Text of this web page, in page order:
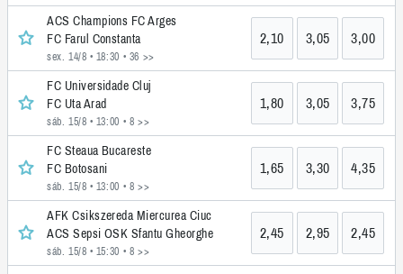
ACS Champions FC Arges
FC Farul Constanta
sex. 14/8 • 18:30 • 36 >>
2,10 3,05 3,00
FC Universidade Cluj
FC Uta Arad
sáb. 15/8 • 13:00 • 8 >>
1,80 3,05 3,75
FC Steaua Bucareste
FC Botosani
sáb. 15/8 • 13:00 • 8 >>
1,65 3,30 4,35
AFK Csikszereda Miercurea Ciuc
ACS Sepsi OSK Sfantu Gheorghe
sáb. 15/8 • 15:30 • 8 >>
2,45 2,95 2,45